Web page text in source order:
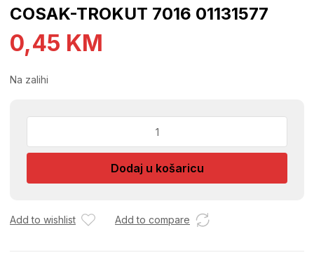
COSAK-TROKUT 7016 01131577
0,45 KM
Na zalihi
7016
količina
Dodaj u košaricu
Add to wishlist Add to compare